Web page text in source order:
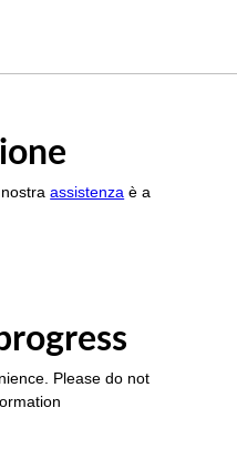
nostraassistenza è a
Please do not